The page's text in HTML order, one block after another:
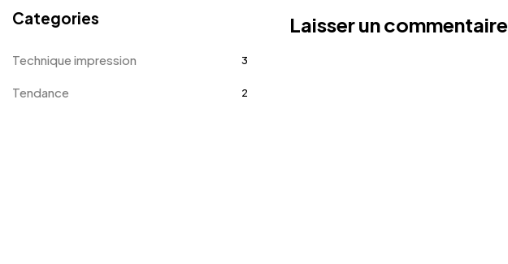
Laisser un commentaire
Categories
Technique impression 3
Tendance 2